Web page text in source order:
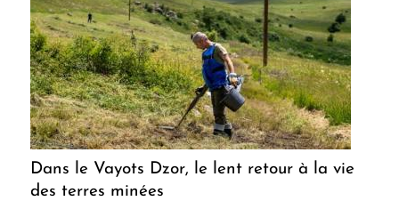
Dans le Vayots Dzor, le lent retour à la vie
des terres minées